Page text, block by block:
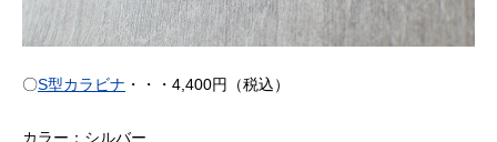
〇S型カラビナ ・・・4,400円（税込）
カラー：シルバー